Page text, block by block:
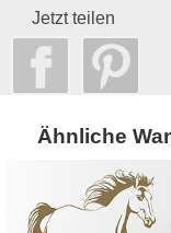
Jetzt teilen
Ähnliche